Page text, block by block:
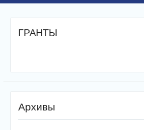
ГРАНТЫ
Архивы